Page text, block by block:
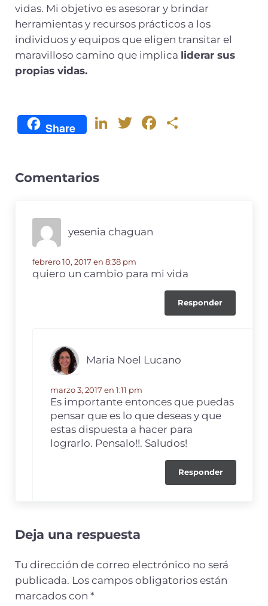
vidas. Mi objetivo es asesorar y brindar
herramientas y recursos prácticos a los
individuos y equipos que eligen transitar el
maravilloso camino que implica liderar sus
propias vidas.
Share
Li
T
F
Comentarios
yesenia chaguan
febrero 10, 2017 en 8:38 pm
quiero un cambio para mi vida
Responder
Maria Noel Lucano
marzo 3, 2017 en 1:11 pm
Es importante entonces que puedas
pensar que es lo que deseas y que
estas dispuesta a hacer para
lograrlo. Pensalo!!. Saludos!
Responder
Deja una respuesta
Tu dirección de correo electrónico no será
publicada. Los campos obligatorios están
marcados con *